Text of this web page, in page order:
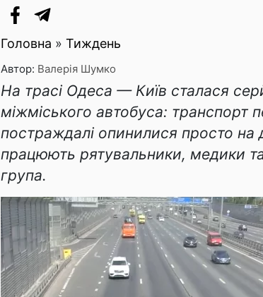
Головна » Тиждень
Автор: Валерія Шумко
На трасі Одеса — Київ сталася
міжміського автобуса: транспорт
постраждалі опинилися просто на
працюють рятувальники, медики
група.